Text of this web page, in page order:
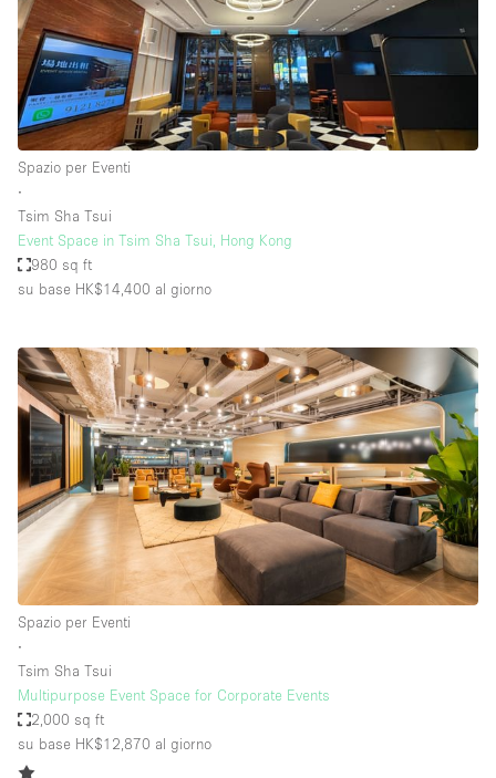
Spazio per Eventi
∙
Tsim Sha Tsui
Event Space in Tsim Sha Tsui, Hong Kong
980 sq ft
su base HK$14,400 al giorno
Spazio per Eventi
∙
Tsim Sha Tsui
Multipurpose Event Space for Corporate Events
2,000 sq ft
su base HK$12,870 al giorno